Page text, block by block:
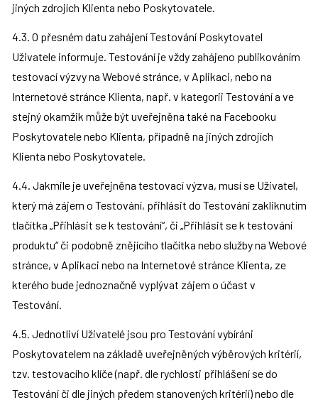
jiných zdrojích Klienta nebo Poskytovatele.
4.3. O přesném datu zahájení Testování Poskytovatel
Uživatele informuje. Testování je vždy zahájeno publikováním
testovací výzvy na Webové stránce, v Aplikaci, nebo na
Internetové stránce Klienta, např. v kategorii Testování a ve
stejný okamžik může být uveřejněna také na Facebooku
Poskytovatele nebo Klienta, případně na jiných zdrojích
Klienta nebo Poskytovatele.
4.4. Jakmile je uveřejněna testovací výzva, musí se Uživatel,
který má zájem o Testování, přihlásit do Testování zakliknutím
tlačítka „Přihlásit se k testování“, či „Přihlásit se k testování
produktu“ či podobně znějícího tlačítka nebo služby na Webové
stránce, v Aplikaci nebo na Internetové stránce Klienta, ze
kterého bude jednoznačně vyplývat zájem o účast v
Testování.
4.5. Jednotliví Uživatelé jsou pro Testování vybíráni
Poskytovatelem na základě uveřejněných výběrových kritérií,
tzv. testovacího klíče (např. dle rychlosti přihlášení se do
Testování či dle jiných předem stanovených kritérií) nebo dle